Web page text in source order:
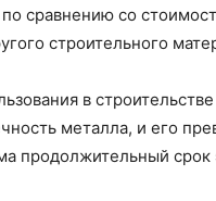
сравнению со
строительного
в
металла, и его
продолжительный срок